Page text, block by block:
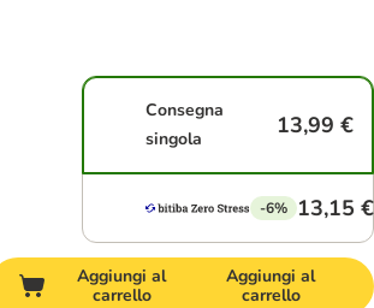
Consegna
singola
13,99 €
-6% 13,15 €
Aggiungi al
carrello
Aggiungi al
carrello